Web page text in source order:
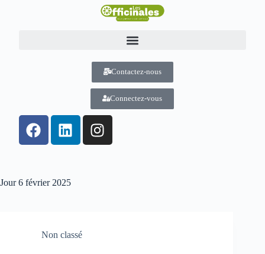
Contactez-nous
Connectez-vous
Jour6 février 2025
Non classé